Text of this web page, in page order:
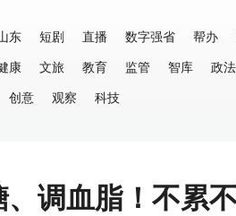
东 短剧 直播 数字强省 帮办
康 文旅 教育 监管 智库 政法
创意 观察 科技
调血脂！不累